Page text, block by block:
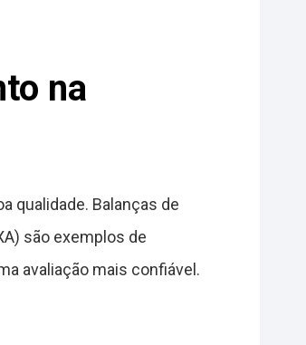
na
qualidade. Balanças de
são exemplos de
avaliação mais confiável.